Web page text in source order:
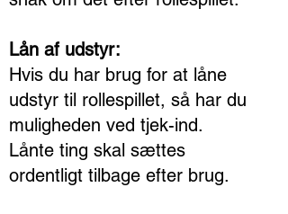
Lån af udstyr:
Hvis du har brug for at låne
udstyr til rollespillet, så har du
muligheden ved tjek-ind.
Lånte ting skal sættes
ordentligt tilbage efter brug.